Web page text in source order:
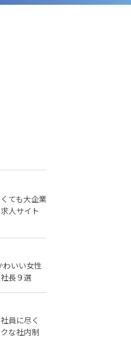
ても大企業
人サイト
わいい女性
長９選
員に尽く
な社内制